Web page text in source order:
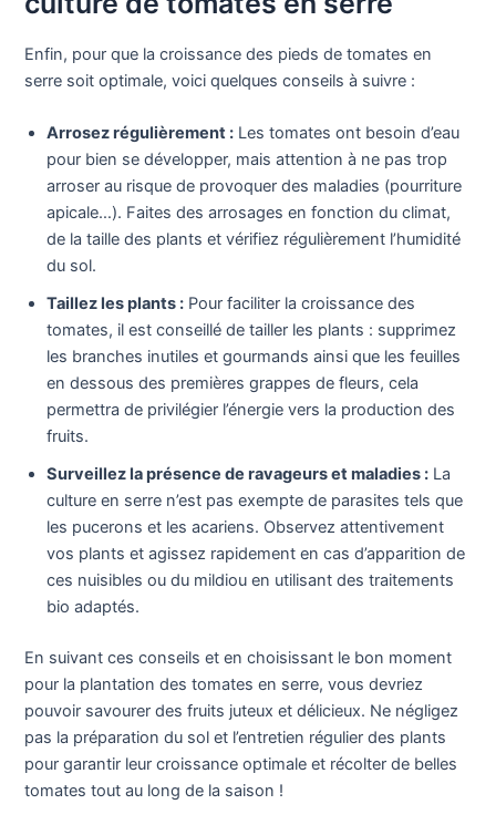
Enfin, pour que la croissance des pieds de tomates en
serre soit optimale, voici quelques conseils à suivre :
Arrosez régulièrement : Les tomates ont besoin d’eau
pour bien se développer, mais attention à ne pas trop
arroser au risque de provoquer des maladies (pourriture
apicale…). Faites des arrosages en fonction du climat,
de la taille des plants et vérifiez régulièrement l’humidité
du sol.
Taillez les plants : Pour faciliter la croissance des
tomates, il est conseillé de tailler les plants : supprimez
les branches inutiles et gourmands ainsi que les feuilles
en dessous des premières grappes de fleurs, cela
permettra de privilégier l’énergie vers la production des
fruits.
Surveillez la présence de ravageurs et maladies : La
culture en serre n’est pas exempte de parasites tels que
les pucerons et les acariens. Observez attentivement
vos plants et agissez rapidement en cas d’apparition de
ces nuisibles ou du mildiou en utilisant des traitements
bio adaptés.
En suivant ces conseils et en choisissant le bon moment
pour la plantation des tomates en serre, vous devriez
pouvoir savourer des fruits juteux et délicieux. Ne négligez
pas la préparation du sol et l’entretien régulier des plants
pour garantir leur croissance optimale et récolter de belles
tomates tout au long de la saison !